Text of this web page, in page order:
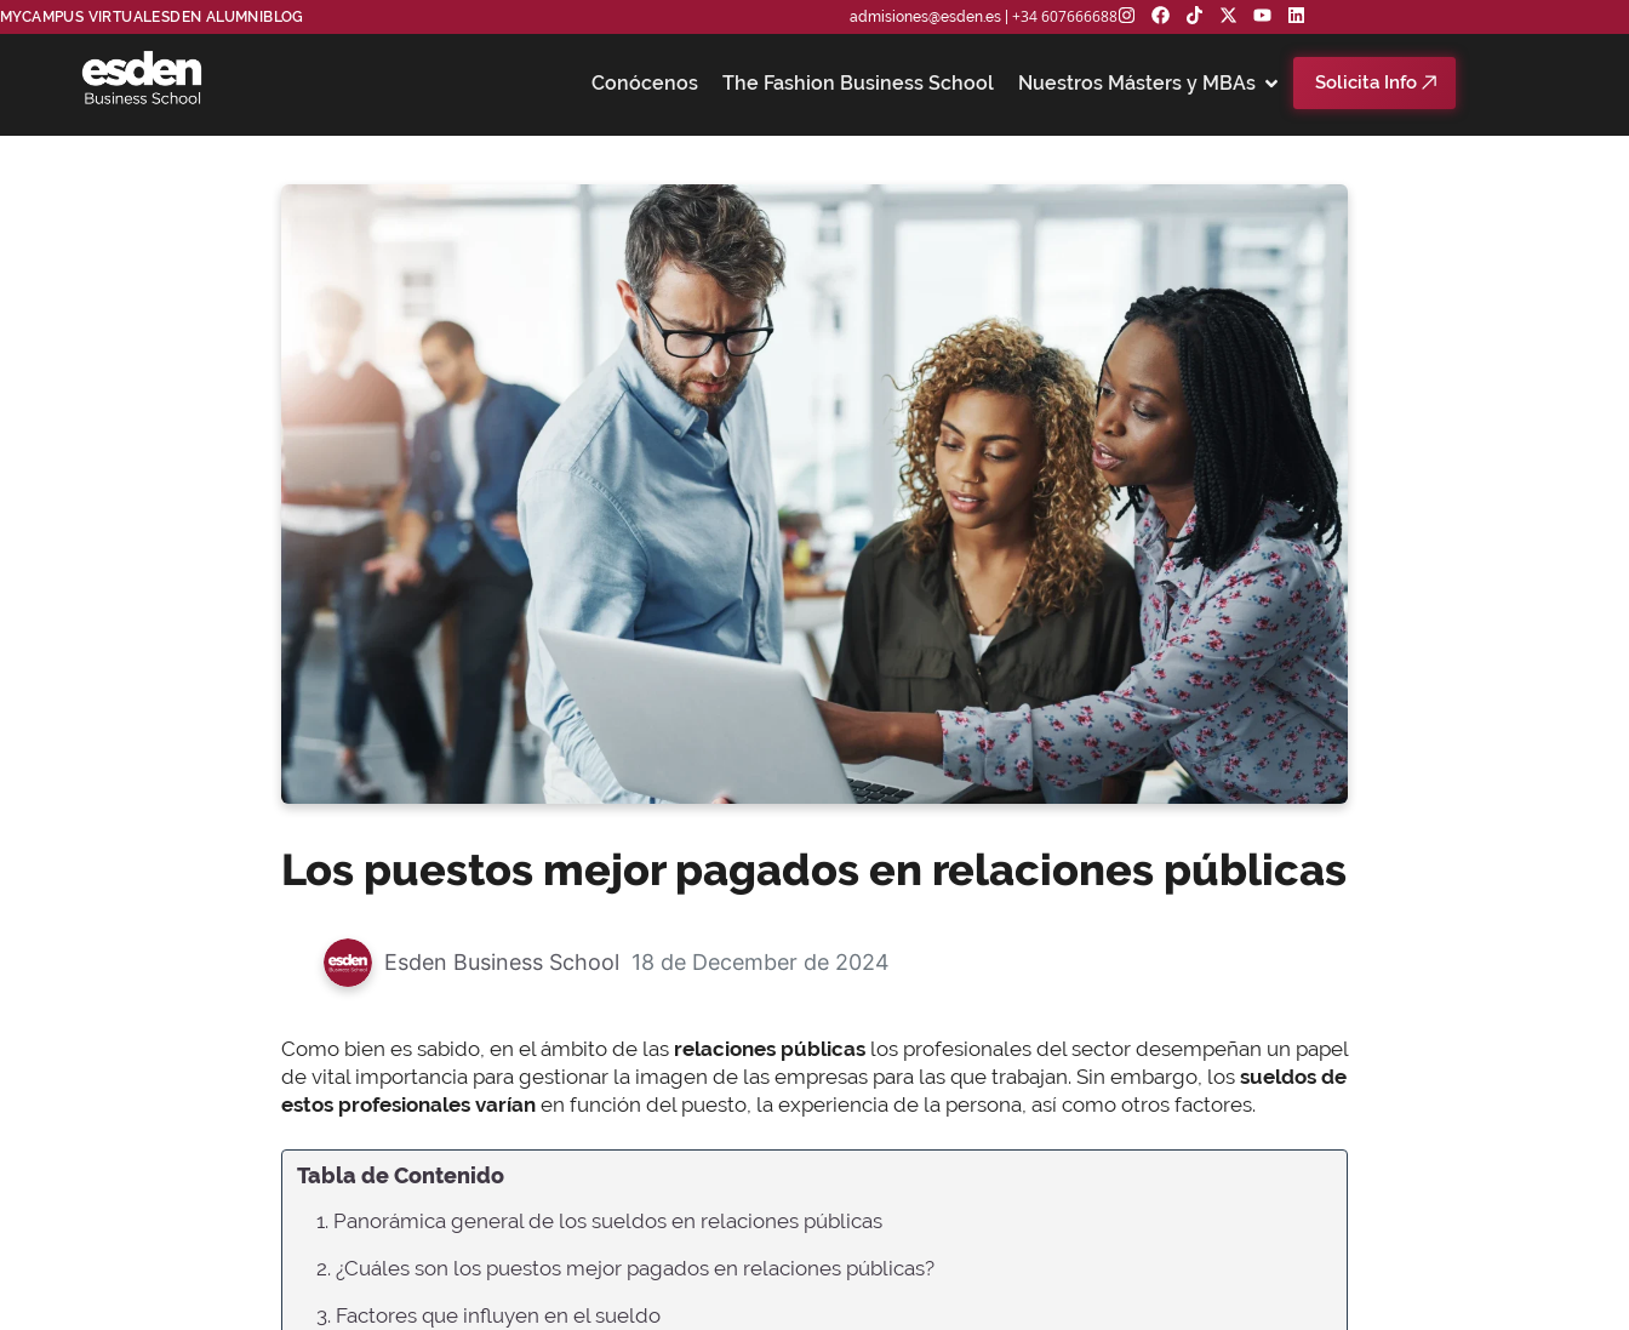
MYCAMPUS VIRTUALESDEN ALUMNI BLOG admisiones@esden.es| +34 607666688
Conócenos The Fashion Business School Nuestros Másters y MBAs Solicita Info
Los puestos mejor pagados en relaciones públicas
Esden Business School 18 de December de 2024
Como bien es sabido, en el ámbito de las relaciones públicas los profesionales del sector desempeñan un papel
de vital importancia para gestionar la imagen de las empresas para las que trabajan. Sin embargo, los sueldos de
estos profesionales varían en función del puesto, la experiencia de la persona, así como otros factores.
Tabla de Contenido
1. Panorámica general de los sueldos en relaciones públicas
2. ¿Cuáles son los puestos mejor pagados en relaciones públicas?
3. Factores que influyen en el sueldo